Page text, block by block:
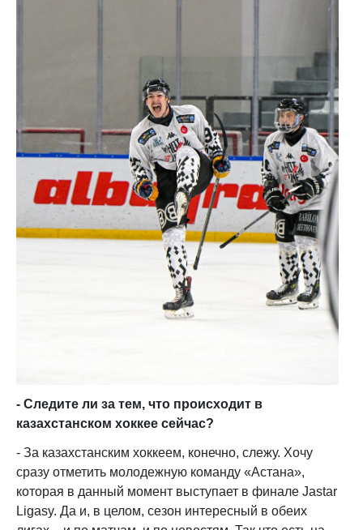
- Следите ли за тем, что происходит в
казахстанском хоккее сейчас?
- За казахстанским хоккеем, конечно, слежу. Хочу
сразу отметить молодежную команду «Астана»,
которая в данный момент выступает в финале Jastar
Ligasy. Да и, в целом, сезон интересный в обеих